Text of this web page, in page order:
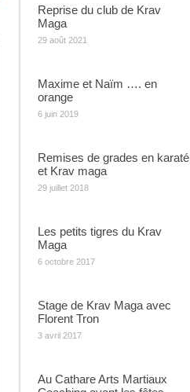
Reprise du club de Krav
Maga
29 août 2021
Maxime et Naïm …. en
orange
6 juin 2019
Remises de grades en karaté
et Krav maga
29 juillet 2018
Les petits tigres du Krav
Maga
6 octobre 2017
Stage de Krav Maga avec
Florent Tron
3 avril 2017
Au Cathare Arts Martiaux